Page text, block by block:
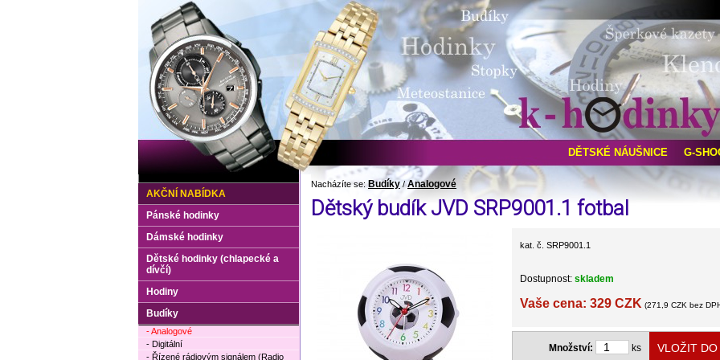
Nacházíte se: Budíky / Analogové
Dětský budík JVD SRP9001.1 fotbal
kat. č. SRP9001.1
Dostupnost: skladem
Vaše cena: 329 CZK (271,9 CZK bez
Množství: ks
AKČNÍ NABÍDKA
Pánské hodinky
Dámské hodinky
Dětské hodinky (chlapecké a
dívčí)
Hodiny
Budíky
- Analogové
- Digitální
- Řízené rádiovým signálem (Radio
DĚTSKÉ NÁUŠNICE G-